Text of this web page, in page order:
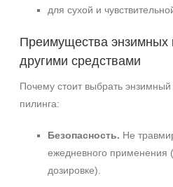
для сухой и
Преимущества энзимных
другими средствами
Почему стоит выбрать энзимный
пилинга:
Безопасность. Не
ежедневного применения
дозировке).